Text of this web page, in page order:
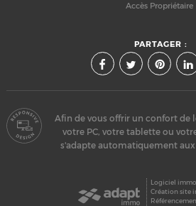
Accès Propriétaire
PARTAGER :
Afin de vous offrir un confort de
votre PC, votre tablette ou
s'adapte automatiquement
Logiciel immo
Création site